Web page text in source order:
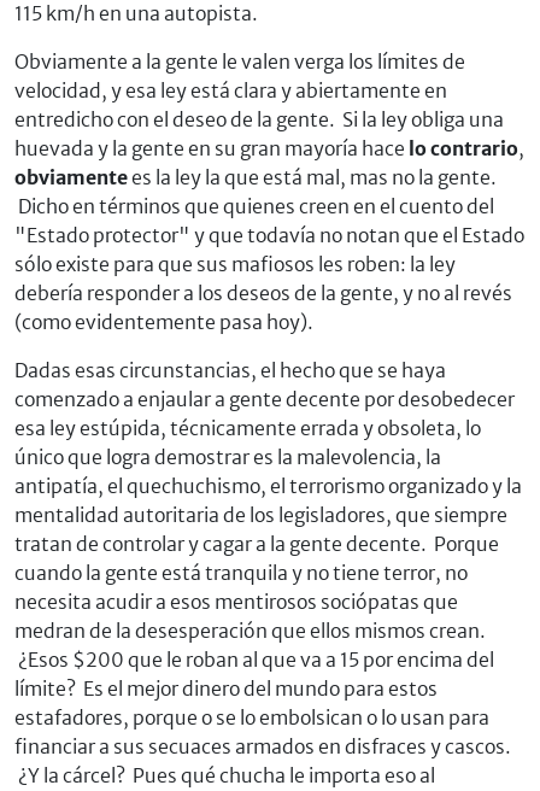
115 km/h en una autopista.
Obviamente a la gente le valen verga los límites de
velocidad, y esa ley está clara y abiertamente en
entredicho con el deseo de la gente. Si la ley obliga una
huevada y la gente en su gran mayoría hace lo contrario,
obviamentees la ley la que está mal, mas no la gente.
Dicho en términos que quienes creen en el cuento del
"Estado protector" y que todavía no notan que el Estado
sólo existe para que sus mafiosos les roben: la ley
debería responder a los deseos de la gente, y no al revés
(como evidentemente pasa hoy).
Dadas esas circunstancias, el hecho que se haya
comenzado a enjaular a gente decente por desobedecer
esa ley estúpida, técnicamente errada y obsoleta, lo
único que logra demostrar es la malevolencia, la
antipatía, el quechuchismo, el terrorismo organizado y la
mentalidad autoritaria de los legisladores, que siempre
tratan de controlar y cagar a la gente decente. Porque
cuando la gente está tranquila y no tiene terror, no
necesita acudir a esos mentirosos sociópatas que
medran de la desesperación que ellos mismos crean.
¿Esos $200 que le roban al que va a 15 por encima del
límite? Es el mejor dinero del mundo para estos
estafadores, porque o se lo embolsican o lo usan para
financiar a sus secuaces armados en disfraces y cascos.
¿Y la cárcel? Pues qué chucha le importa eso al